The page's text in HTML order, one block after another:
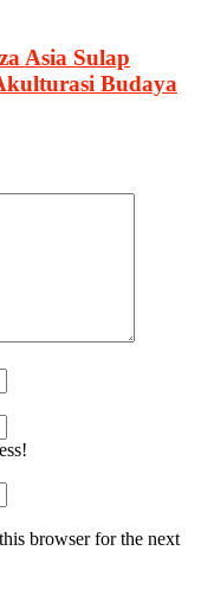
Asia Sulap
Budaya
browser for the next